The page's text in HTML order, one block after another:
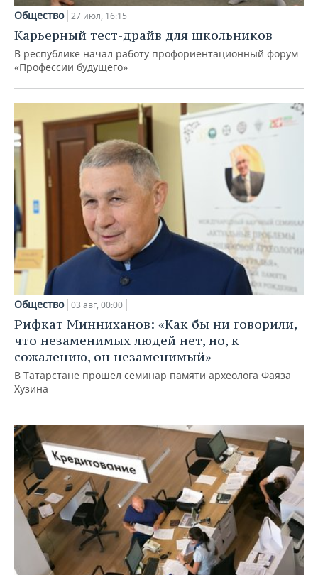
Общество 27 июл, 16:15
Карьерный тест-драйв для школьников
В республике начал работу профориентационный форум
«Профессии будущего»
Общество 03 авг, 00:00
Рифкат Минниханов: «Как бы ни говорили,
что незаменимых людей нет, но, к
сожалению, он незаменимый»
В Татарстане прошел семинар памяти археолога Фаяза
Хузина